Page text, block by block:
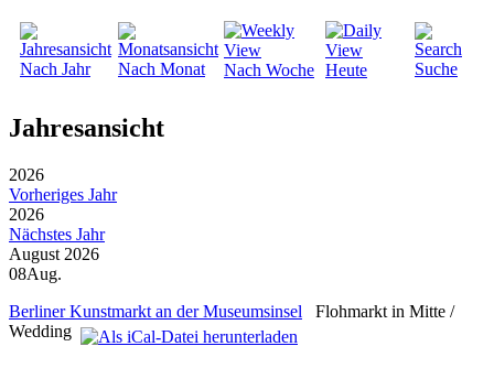
Nach Jahr Nach Monat Nach Woche Heute Suche
Jahresansicht
2026
Vorheriges Jahr
2026
Nächstes Jahr
August 2026
08Aug.
Berliner Kunstmarkt an der Museumsinsel Flohmarkt in Mitte /
Wedding